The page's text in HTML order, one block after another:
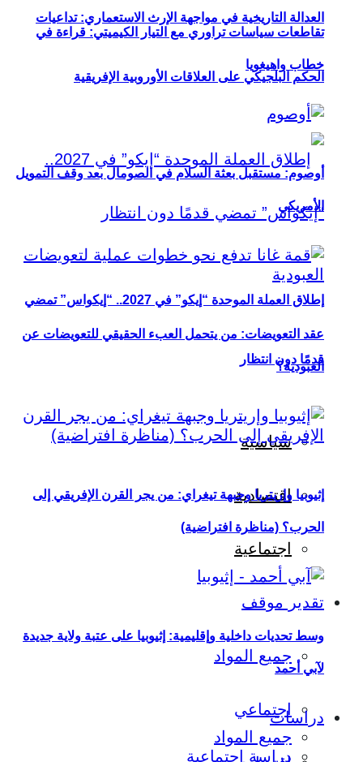
العدالة التاريخية في مواجهة الإرث الاستعماري: تداعيات
الحكم البلجيكي على العلاقات الأوروبية الإفريقية
إطلاق العملة الموحدة “إيكو” في 2027.. “إيكواس” تمضي
قدمًا دون انتظار
سياسية
اقتصادية
اجتماعية
تقدير موقف
جميع المواد
اجتماعي
تقاطعات سياسات تراوري مع التيار الكيميتي: قراءة في
خطاب واهيغويا
أوصوم: مستقبل بعثة السلام في الصومال بعد وقف التمويل
الأمريكي
عقد التعويضات: من يتحمل العبء الحقيقي للتعويضات عن
العبودية؟
إثيوبيا وإريتريا وجبهة تيغراي: من يجر القرن الإفريقي إلى
الحرب؟ (مناظرة افتراضية)
وسط تحديات داخلية وإقليمية: إثيوبيا على عتبة ولاية جديدة
لآبي أحمد
دراسات
جميع المواد
دراسة اجتماعية